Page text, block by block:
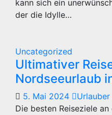
kann sich ein
der die Idylle…
Uncategorized
Ultimativer
Nordseeurlaub
5. Mai 2024
Urlauber
Die besten Reiseziele